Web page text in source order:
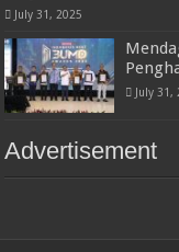
July 31, 2025
July 31,
Advertisement